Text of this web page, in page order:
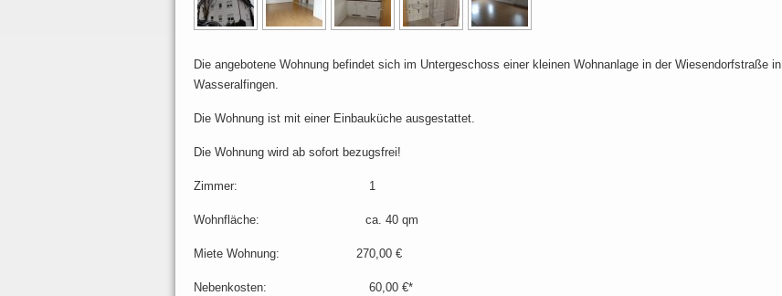
Die angebotene Wohnung befindet sich im Untergeschoss einer kleinen Wohnanlage in der Wiesendorfstraße in
Wasseralfingen.
Die Wohnung ist mit einer Einbauküche ausgestattet.
Die Wohnung wird ab sofort bezugsfrei!
Zimmer: 1
Wohnfläche: ca. 40 qm
Miete Wohnung: 270,00 €
Nebenkosten: 60,00 €*